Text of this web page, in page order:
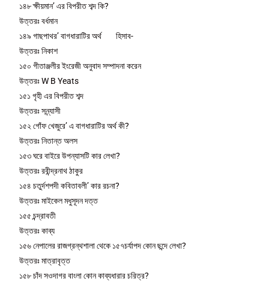
১৪৮ ক্ষীয়মান’ এর বিপরীত শব্দ কি?
উত্তরঃ বর্ধমান
১৪৯ গাছপাথর’ বাগধারাটির অর্থ হিসাব-
উত্তরঃ নিকাশ
১৫০ গীতাঞ্জলীর ইংরেজী অনুবাদ সম্পাদনা করেন
উত্তরঃ W B Yeats
১৫১ গৃহী এর বিপরীত শব্দ
উত্তরঃ সন্ন্যাসী
১৫২ গোঁফ খেজুরে’ এ বাগধারাটির অর্থ কী?
উত্তরঃ নিতান্ত অলস
১৫৩ ঘরে বাইরে উপন্যাসটি কার লেখা?
উত্তরঃ রবীন্দ্রনাথ ঠাকুর
১৫৪ চতুর্দশপদী কবিতাবলী’ কার রচনা?
উত্তরঃ মাইকেল মধুসূদন দত্ত
১৫৫ চন্দ্রাবতী
উত্তরঃ কাব্য
১৫৬ নেপালের রাজগ্রন্থশালা থেকে ১৫৭চর্যাপদ কোন ছন্দে লেখা?
উত্তরঃ মাত্রাবৃত্ত
১৫৮ চাঁদ সওদাগর বাংলা কোন কাব্যধারার চরিত্র?